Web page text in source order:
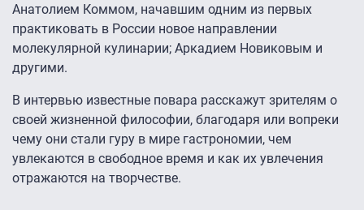
Анатолием Коммом, начавшим одним из первых
практиковать в России новое направлении
молекулярной кулинарии; Аркадием Новиковым и
другими.
В интервью известные повара расскажут зрителям о
своей жизненной философии, благодаря или вопреки
чему они стали гуру в мире гастрономии, чем
увлекаются в свободное время и как их увлечения
отражаются на творчестве.